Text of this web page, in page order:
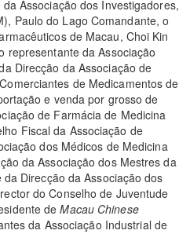
Associação dos Investigadores,
Paulo do Lago Comandante, o
de Macau, Choi Kin
representante da Associação
Direcção da Associação de
de Medicamentos de
e venda por grosso de
de Farmácia de Medicina
Fiscal da Associação de
dos Médicos de Medicina
da Associação dos Mestres da
Direcção da Associação dos
do Conselho de Juventude
deMacau Chinese
da Associação Industrial de